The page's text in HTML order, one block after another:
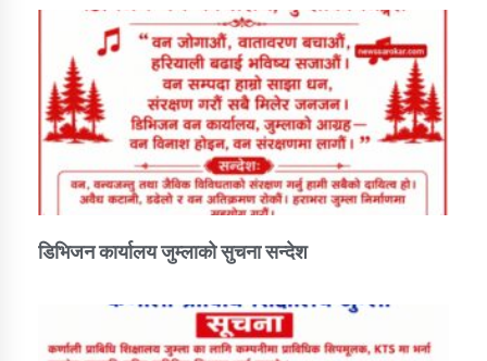
डिभिजन कार्यालय जुम्लाको सुचना सन्देश